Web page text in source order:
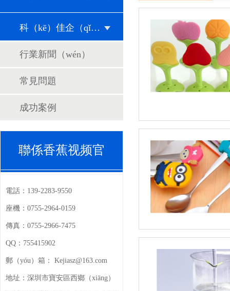
科（kē）佳企（qǐ）業動態
行業新聞（wén）
常見問題
成功案例
聯係香蕉视频官
電話： 139-2283-9550
座機： 0755-2964-0159
傳真： 0755-2966-7475
QQ： 755415902
郵（yóu）箱： Kejiasz@163.com
地址： 深圳市寶安區西鄉（xiāng）